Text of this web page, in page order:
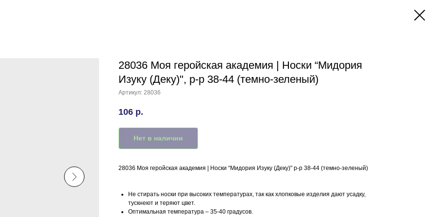
28036 Моя геройская академия | Носки “Мидория
Изуку (Деку)", р-р 38-44 (темно-зеленый)
Артикул: 28036
106 р.
Нет в наличии
28036 Моя геройская академия | Носки “Мидория Изуку (Деку)" р-р 38-44 (темно-зеленый)
Не стирать носки при высоких температурах, так как хлопковые изделия дают усадку,
тускнеют и теряют цвет.
Оптимальная температура – 35-40 градусов.